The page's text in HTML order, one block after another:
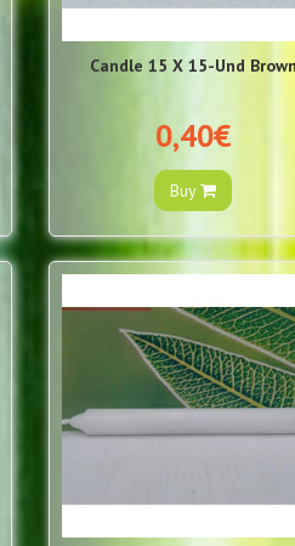
Candle 15 X 15-Und
0,40€
Buy